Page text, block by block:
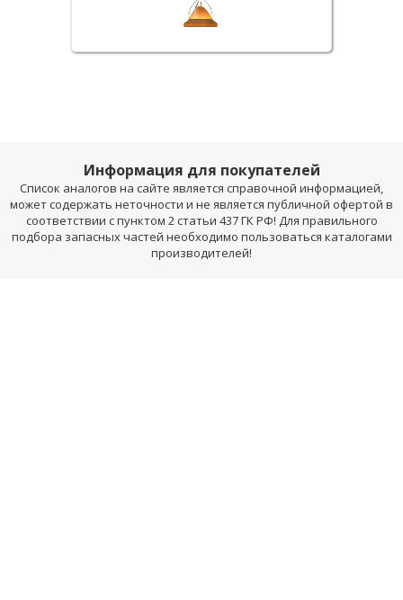
Информация для покупателей
Список аналогов на сайте является справочной информацией,
может содержать неточности и не является публичной офертой в
соответствии с пунктом 2 статьи 437 ГК РФ! Для правильного
подбора запасных частей необходимо пользоваться каталогами
производителей!